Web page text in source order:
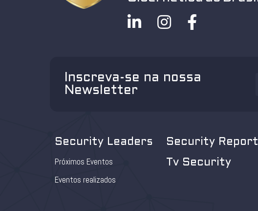
Inscreva-se na nossa
Newsletter
Security Leaders
Próximos Eventos
Eventos realizados
Security Report
Tv Security